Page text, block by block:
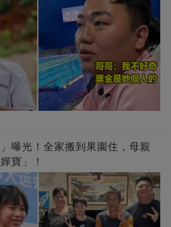
曝光！全家搬到果園住，母親
寶」！